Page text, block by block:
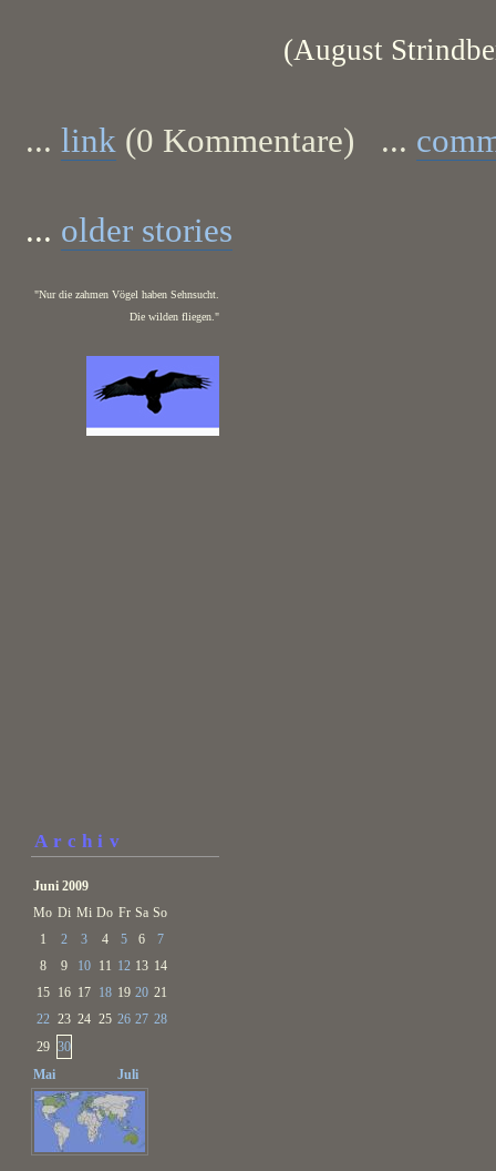
(August
... link (0 Kommentare) ...
... older stories
"Nur die zahmen Vögel haben Sehnsucht.
Die wilden fliegen."
Archiv
Juni 2009
Mo Di Mi Do Fr Sa So
1
2 3 4 5 6
7
8
9 10 11 12 13 14
15
16 17 18 19 20 21
22 23 24 25 26 27 28
29 30
Mai
Juli